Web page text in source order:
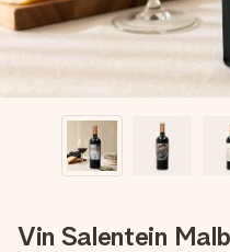
Vin Salentein